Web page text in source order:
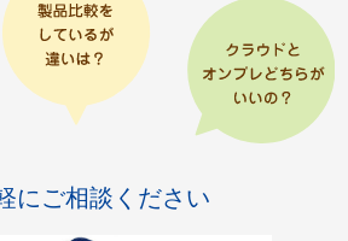
にご相談ください